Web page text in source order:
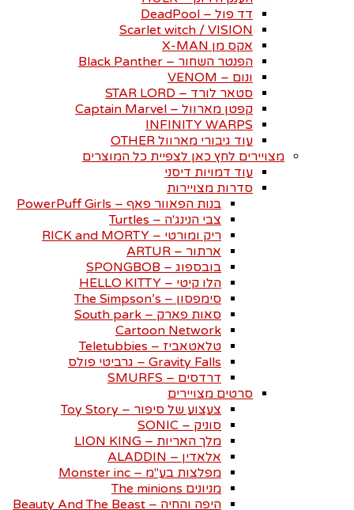
דד פול – DeadPool
Scarlet witch / VISION
אקס מן X-MAN
הפנטר השחור – Black Panther
ונום – VENOM
סטאר לורד – STAR LORD
קפטן מארוול – Captain Marvel
INFINITY WARPS
עוד גיבורי מארוול OTHER
מצויירים לחץ כאן לצפיית כל המוצרים
עוד דמויות דיסני
סדרות מצויירות
בנות הפאוור פאף – PowerPuff Girls
צבי הנינג'ה – Turtles
ריק ומורטי – RICK and MORTY
ארתור – ARTUR
בובספוג – SPONGBOB
הלו קיטי – HELLO KITTY
סימפסון – The Simpson’s
סאות פארק – South park
Cartoon Network
טלאטאביז – Teletubbies
Gravity Falls – גרביטי פולס
דרדסים – SMURFS
סרטים מצויירים
צעצוע של סיפור – Toy Story
סוניק – SONIC
מלך האריות – LION KING
אלאדין – ALADDIN
מפלצות בע"מ – Monster inc
מניונים The minions
היפה והחיה – Beauty And The Beast